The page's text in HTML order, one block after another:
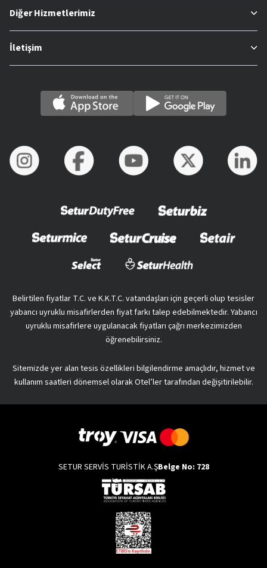
Diğer Hizmetlerimiz
İletişim
Belirtilen fiyatlar T.C. ve K.K.T.C. vatandaşları için geçerli olup tesisler
yabancı uyruklu misafirlerden fiyat farkı talep edebilmektedir. Yabancı
uyruklu misafirlere uygulanacak fiyatları çağrı merkezimizden
öğrenebilirsiniz.
Sitemizde yer alan tesis özellikleri bilgilendirme amaçlıdır, hizmet ve
kullanım saatleri dönemsel olarak Otel’ler tarafından değişitirilebilir.
SETUR SERVİS TURİSTİK A.ŞBelge No: 728